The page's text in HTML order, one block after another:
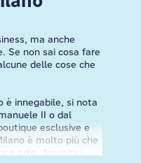
ma anche
Se non sai cosa fare
delle cose che
è innegabile, si nota
II o dal
esclusive e
è molto più che
e arte. Ammira i